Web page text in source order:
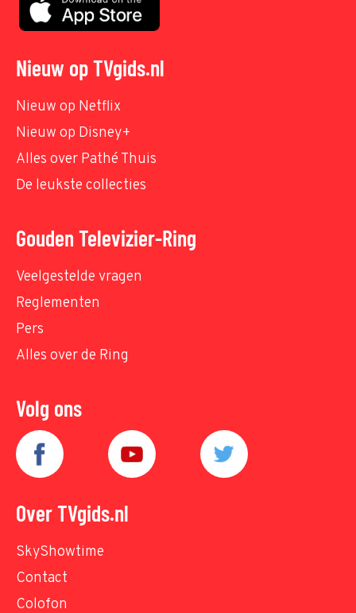
Nieuw op TVgids.nl
Nieuw op Netflix
Nieuw op Disney+
Alles over Pathé Thuis
De leukste collecties
Gouden Televizier-Ring
Veelgestelde vragen
Reglementen
Pers
Alles over de Ring
Volg ons
Over TVgids.nl
SkyShowtime
Contact
Colofon